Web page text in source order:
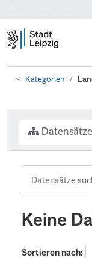
Kategorien
Datensätze
Keine
Sortieren nach